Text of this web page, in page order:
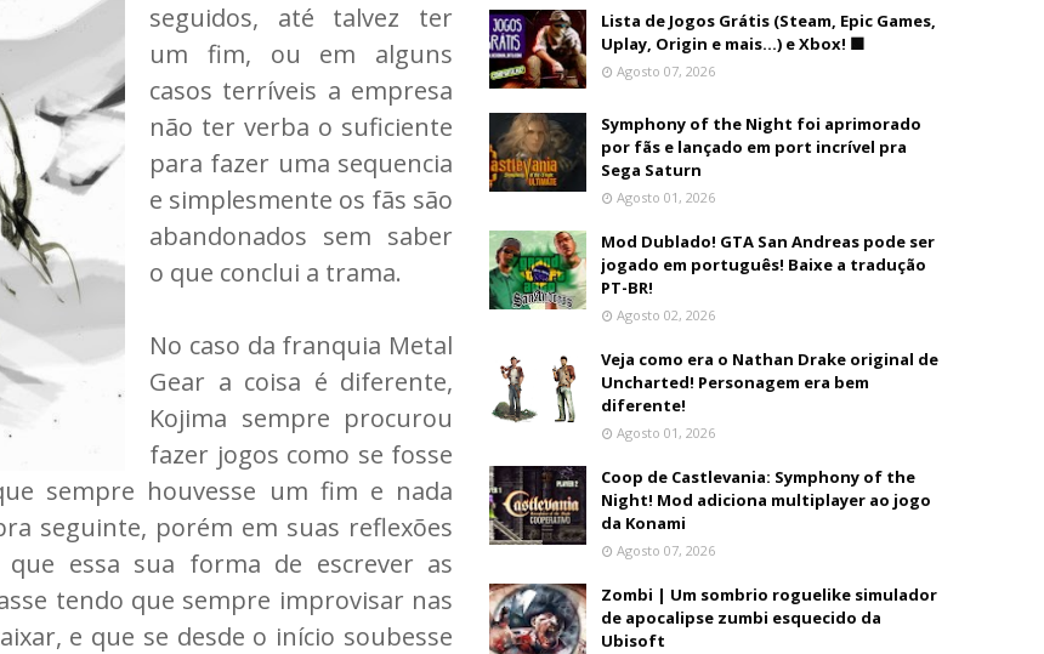
seguidos, até talvez ter
um fim, ou em alguns
casos terríveis a empresa
não ter verba o suficiente
para fazer uma sequencia
e simplesmente os fãs são
abandonados sem saber
o que conclui a trama.
No caso da franquia Metal
Gear a coisa é diferente,
Kojima sempre procurou
fazer jogos como se fosse
sempre houvesse um fim e nada
seguinte, porém em suas reflexões
essa sua forma de escrever as
tendo que sempre improvisar nas
e que se desde o início soubesse
Lista de Jogos Grátis (Steam, Epic Games,
Uplay, Origin e mais...) e Xbox! 🟩
Agosto 07, 2026
Symphony of the Night foi aprimorado
por fãs e lançado em port incrível pra
Sega Saturn
Agosto 01, 2026
Mod Dublado! GTA San Andreas pode ser
jogado em português! Baixe a tradução
PT-BR!
Agosto 02, 2026
Veja como era o Nathan Drake original de
Uncharted! Personagem era bem
diferente!
Agosto 01, 2026
Coop de Castlevania: Symphony of the
Night! Mod adiciona multiplayer ao jogo
da Konami
Agosto 07, 2026
Zombi | Um sombrio roguelike simulador
de apocalipse zumbi esquecido da
Ubisoft